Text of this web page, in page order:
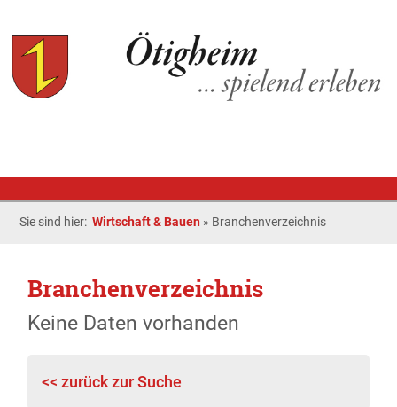
Sie sind hier:Wirtschaft & Bauen » Branchenverzeichnis
Branchenverzeichnis
Keine Daten vorhanden
<< zurück zur Suche